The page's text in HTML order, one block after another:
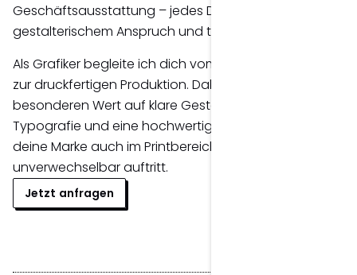
Geschäftsausstattung – jedes Design entsteht mit
gestalterischem Anspruch und technischer Präzision.
Als Grafiker begleite ich dich vom ersten Entwurf bis
zur druckfertigen Produktion. Dabei lege ich
besonderen Wert auf klare Gestaltung, stimmige
Typografie und eine hochwertige Umsetzung, damit
deine Marke auch im Printbereich stark und
unverwechselbar auftritt.
Jetzt anfragen